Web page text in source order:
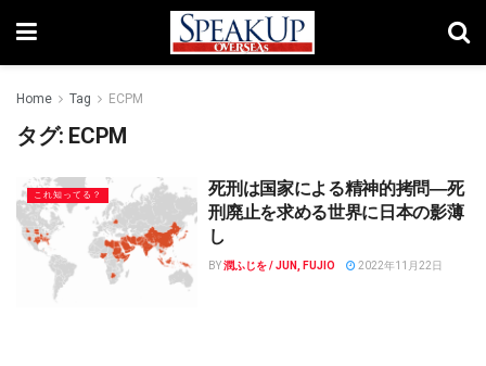
Home Tag ECPM
タグ: ECPM
これ知ってる？
死刑は国家による精神的拷問―死
刑廃止を求める世界に日本の影薄
し
BY潤ふじを / JUN, FUJIO 2022年11月22日